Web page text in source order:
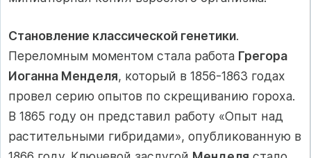
Становление классической генетики.
Переломным моментом стала работа Грегора
Иоганна Менделя, который в 1856-1863 годах
провел серию опытов по скрещиванию гороха.
В 1865 году он представил работу «Опыт над
растительными гибридами», опубликованную в